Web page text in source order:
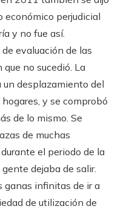
económico perjudicial
y no fue así.
evaluación de las
no sucedió. La
un desplazamiento del
y se comprobó
de lo mismo. Se
de muchas
el periodo de la
dejaba de salir.
ganas infinitas de ir a
de utilización de